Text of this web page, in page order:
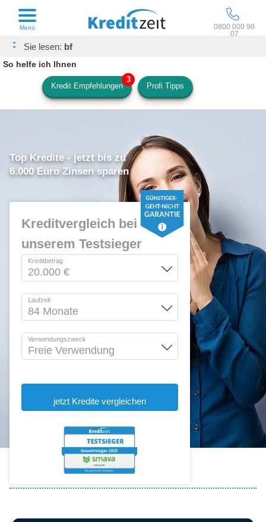
Menü
0800 000 98
07
bf
So helfe ich Ihnen
Kredit Empfehlungen Profi Tipps
Top Kredite - jetzt bis zu
6.000 Euro Zinsen sparen
Kreditvergleich bei
unserem Testsieger
Kreditbetrag
Laufzeit
Verwendungszweck
jetzt Kredite vergleichen